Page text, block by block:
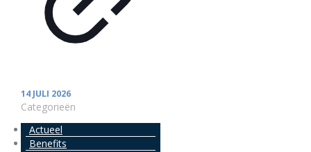
14 JULI 2026
Categorieën
Actueel
Benefits